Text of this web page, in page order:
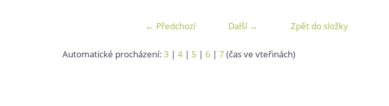
← Předchozí Další → Zpět do složky
Automatické procházení: 3 | 4 | 5 | 6 | 7 (čas ve vteřinách)